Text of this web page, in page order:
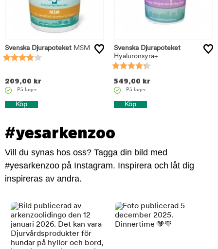
Svenska Djurapoteket MSM
209,00 kr
På lager.
Köp
Svenska Djurapoteket
Hyaluronsyra+
549,00 kr
På lager.
Köp
#yesarkenzoo
Vill du synas hos oss? Tagga din bild med
#yesarkenzoo på Instagram. Inspirera och låt dig
inspireras av andra.